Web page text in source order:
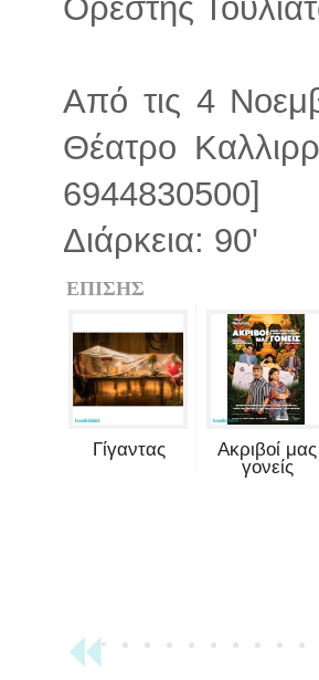
Ορέστης
Από τις 4
Θέατρο
6944830500]
Διάρκεια: 90'
ΕΠΙΣΗΣ
Γίγαντας
Ακριβοί μας
γονείς